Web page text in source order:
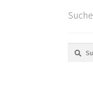
Suche
Suchen
nach: